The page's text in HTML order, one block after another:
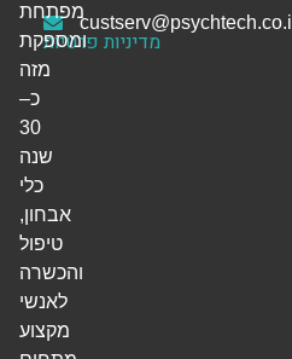
custserv@psychtech.co.il
מדיניות פרטיות
מפתחת
ומספקת
מזה
כ–
30
שנה
כלי
אבחון,
טיפול
והכשרה
לאנשי
מקצוע